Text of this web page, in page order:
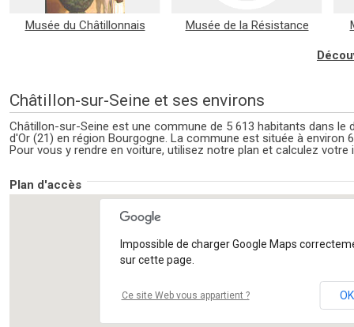
Musée du Châtillonnais Musée de la Résistance
Châtillon-sur-Seine et ses environs
Châtillon-sur-Seine est une commune de 5 613 habitants dans le
d'Or (21) en région Bourgogne. La commune est située à environ
Pour vous y rendre en voiture, utilisez notre plan et calculez votre
Plan d'accès
Impossible de charger Google Maps
sur cette page.
Ce site Web vous appartient ? OK